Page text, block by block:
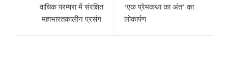
वाचिक परम्परा में संरक्षित
महाभारतकालीन प्रसंग
‘एक प्रेमकथा का अंत’ का
लोकार्पण